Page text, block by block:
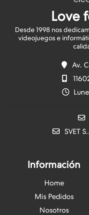
Love
Desde 1998 nos
videojuegos e
Av.
SVET
Información
Home
Mis Pedidos
Nosotros